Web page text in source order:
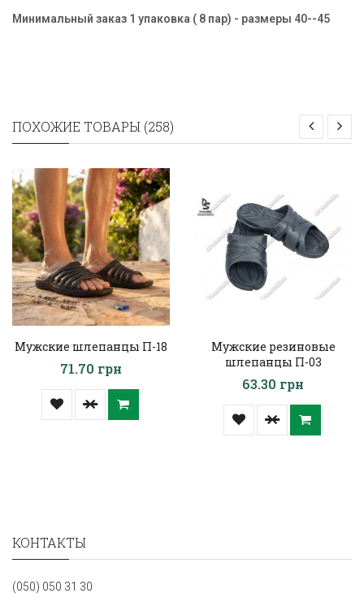
Минимальный заказ 1 упаковка ( 8 пар) - размеры 40--45
ПОХОЖИЕ ТОВАРЫ (258)
Мужские шлепанцы П-18
71.70 грн
Мужские резиновые
шлепанцы П-03
63.30 грн
КОНТАКТЫ
(050) 050 31 30